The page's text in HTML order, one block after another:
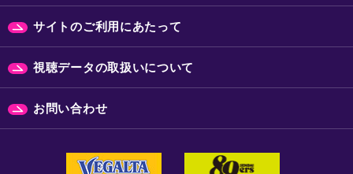
サイトのご利用にあたって
視聴データの取扱いについて
お問い合わせ